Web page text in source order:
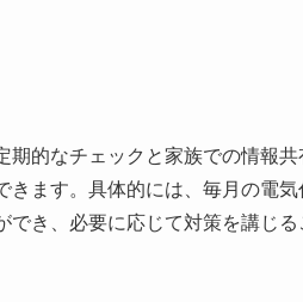
期的なチェックと家族での情報
きます。具体的には、毎月の電
き、必要に応じて対策を講じる